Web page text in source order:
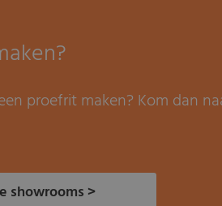
proefrit maken? Kom dan
showrooms >